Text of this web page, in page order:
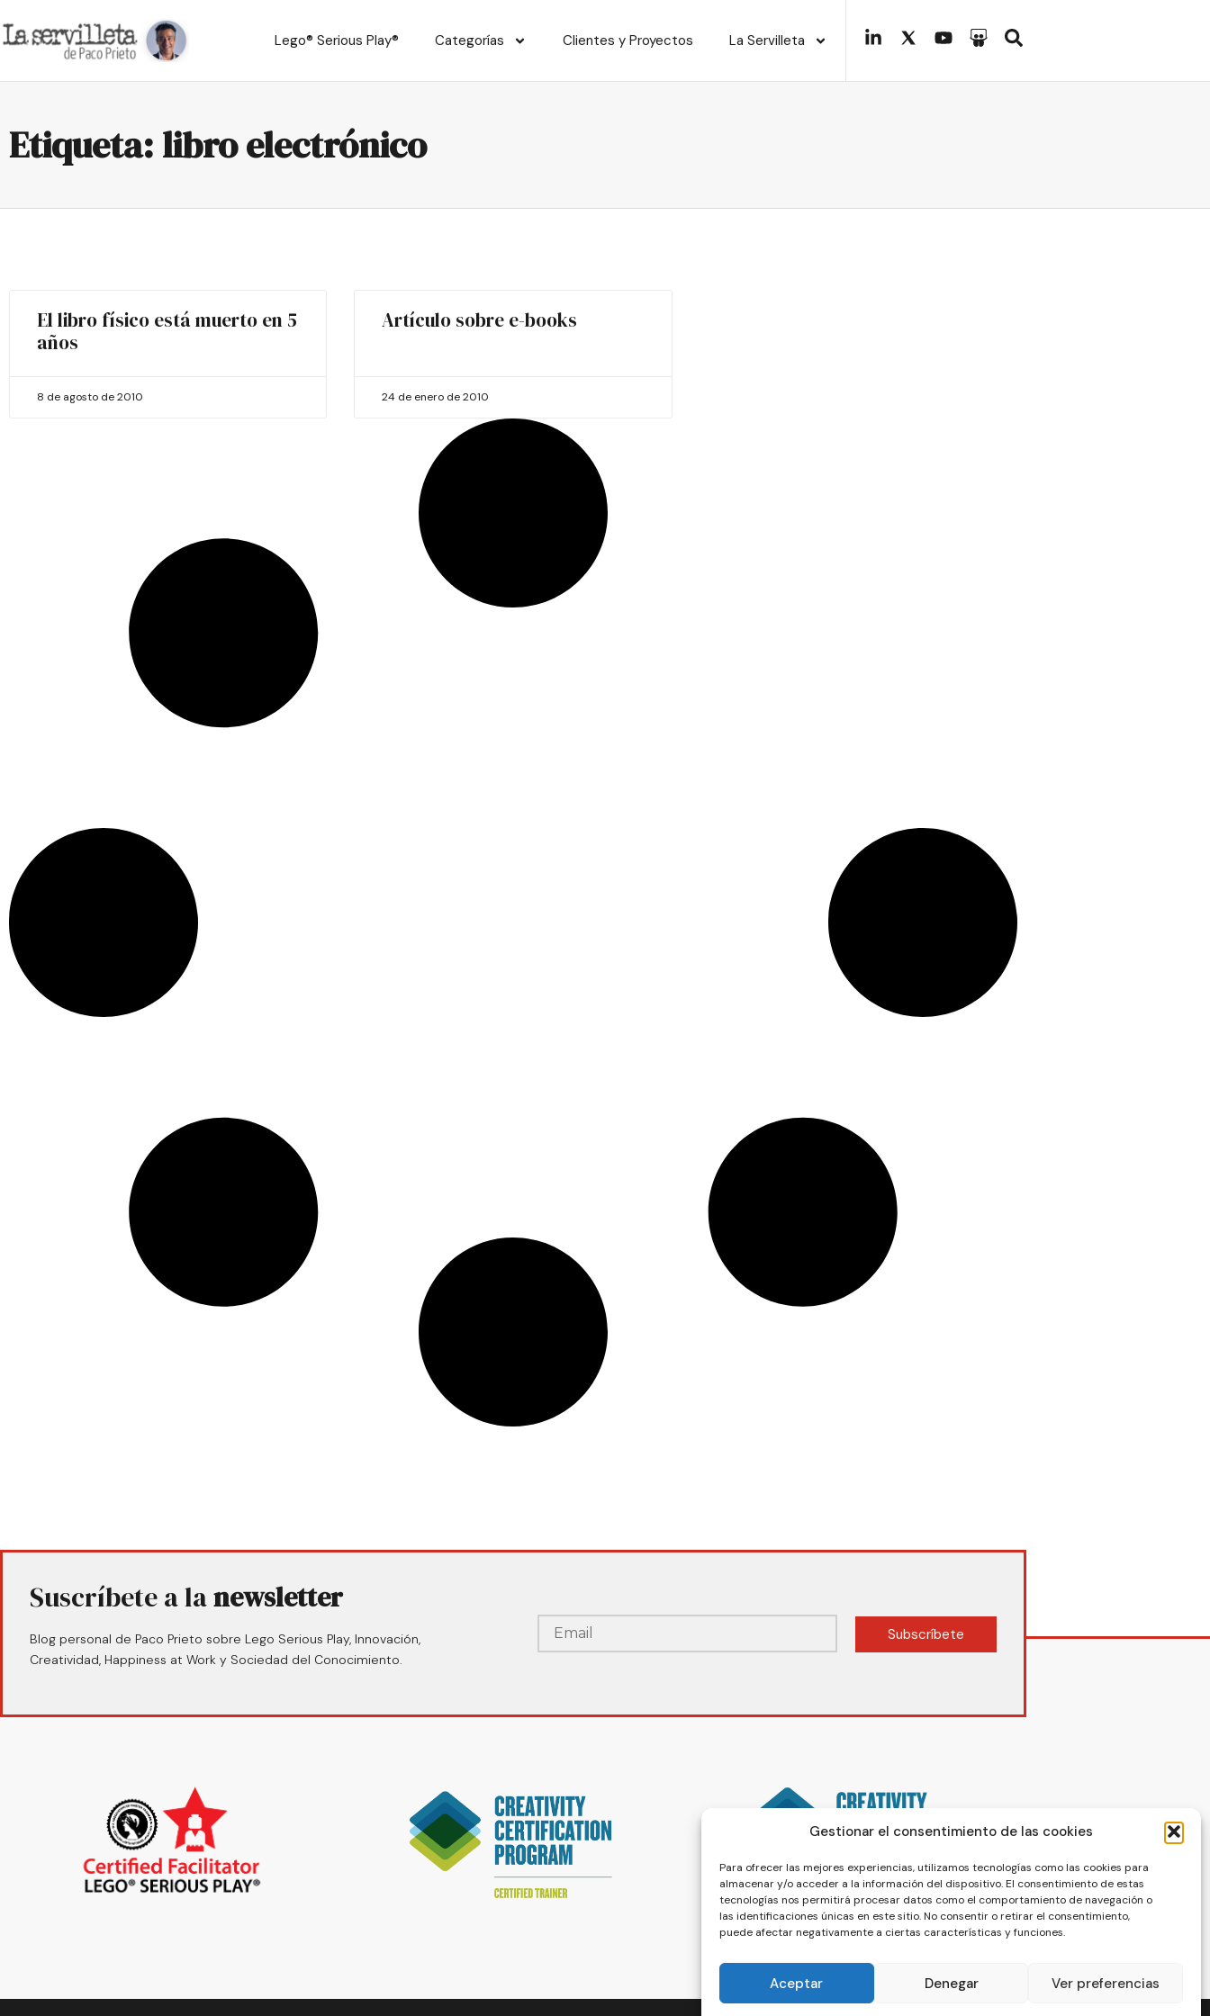
Gestionar el consentimiento de las cookies
Para ofrecer las mejores experiencias, utilizamos tecnologías como las cookies para
almacenar y/o acceder a la información del dispositivo. El consentimiento de estas
tecnologías nos permitirá procesar datos como el comportamiento de navegación o
las identificaciones únicas en este sitio. No consentir o retirar el consentimiento,
puede afectar negativamente a ciertas características y funciones.
Aceptar Denegar Ver preferencias
Lego® Serious Play® Categorías Clientes y Proyectos La Servilleta
Etiqueta: libro electrónico
El libro físico está muerto en 5
años
8 de agosto de 2010
Artículo sobre e-books
24 de enero de 2010
Suscríbete a lanewsletter
Blog personal de Paco Prieto sobre Lego Serious Play, Innovación,
Creatividad, Happiness at Work y Sociedad del Conocimiento.
Subscríbete